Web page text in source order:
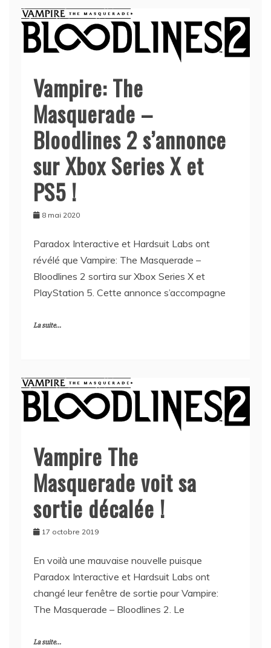
Vampire: The
Masquerade –
Bloodlines 2 s’annonce
sur Xbox Series X et
PS5 !
8 mai 2020
Paradox Interactive et Hardsuit Labs ont
révélé que Vampire: The Masquerade –
Bloodlines 2 sortira sur Xbox Series X et
PlayStation 5. Cette annonce s’accompagne
La suite...
Vampire The
Masquerade voit sa
sortie décalée !
17 octobre 2019
En voilà une mauvaise nouvelle puisque
Paradox Interactive et Hardsuit Labs ont
changé leur fenêtre de sortie pour Vampire:
The Masquerade – Bloodlines 2. Le
La suite...